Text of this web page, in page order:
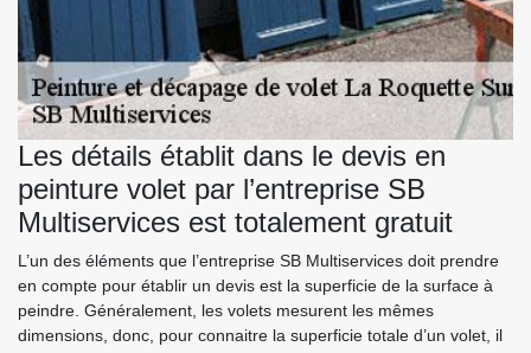
Les détails établit dans le devis en
peinture volet par l’entreprise SB
Multiservices est totalement gratuit
L’un des éléments que l’entreprise SB Multiservices doit prendre
en compte pour établir un devis est la superficie de la surface à
peindre. Généralement, les volets mesurent les mêmes
dimensions, donc, pour connaitre la superficie totale d’un volet, il